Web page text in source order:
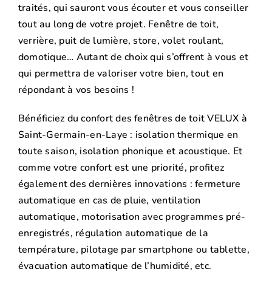
traités, qui sauront vous écouter et vous conseiller
tout au long de votre projet. Fenêtre de toit,
verrière, puit de lumière, store, volet roulant,
domotique… Autant de choix qui s’offrent à vous et
qui permettra de valoriser votre bien, tout en
répondant à vos besoins !
Bénéficiez du confort des fenêtres de toit VELUX à
Saint-Germain-en-Laye : isolation thermique en
toute saison, isolation phonique et acoustique. Et
comme votre confort est une priorité, profitez
également des dernières innovations : fermeture
automatique en cas de pluie, ventilation
automatique, motorisation avec programmes pré-
enregistrés, régulation automatique de la
température, pilotage par smartphone ou tablette,
évacuation automatique de l’humidité, etc.